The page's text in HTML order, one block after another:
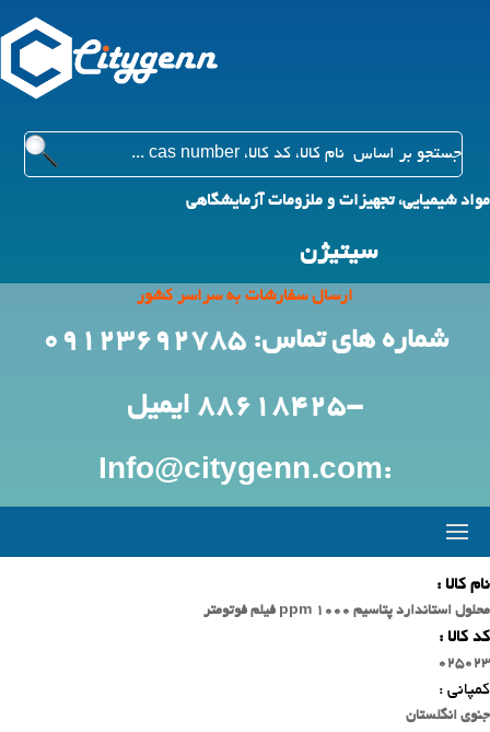
مواد شیمیایی، تجهیزات و ملزومات آزمایشگاهی
سیتیژن
ارسال سفارشات به سراسر کشور
شماره های تماس: 09123692785
-88618425 ایمیل
:Info@citygenn.com
نام کالا :
محلول استاندارد پتاسیم 1000 ppm فیلم فوتومتر
کد کالا :
025023
کمپانی :
جنوی انگلستان